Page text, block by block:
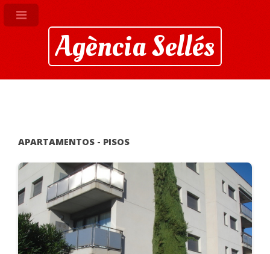
Agència Sellés
APARTAMENTOS - PISOS